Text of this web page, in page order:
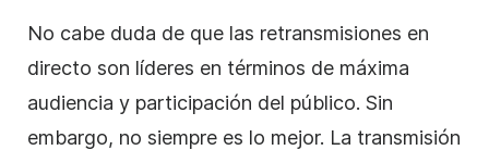
No cabe duda de que las retransmisiones en
directo son líderes en términos de máxima
audiencia y participación del público. Sin
embargo, no siempre es lo mejor. La transmisión